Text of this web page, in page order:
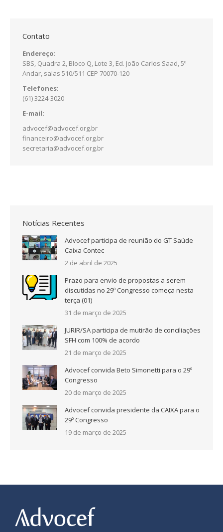
Contato
Endereço:
SBS, Quadra 2, Bloco Q, Lote 3, Ed. João Carlos Saad, 5º
Andar, salas 510/511 CEP 70070-120
Telefones:
(61) 3224-3020
E-mail:
advocef@advocef.org.br
financeiro@advocef.org.br
secretaria@advocef.org.br
Notícias Recentes
Advocef participa de reunião do GT Saúde
Caixa Contec
2 de abril de 2025
Prazo para envio de propostas a serem
discutidas no 29º Congresso começa nesta
terça (01)
31 de março de 2025
JURIR/SA participa de mutirão de conciliações
SFH com 100% de acordo
21 de março de 2025
Advocef convida Beto Simonetti para o 29º
Congresso
20 de março de 2025
Advocef convida presidente da CAIXA para o
29º Congresso
19 de março de 2025